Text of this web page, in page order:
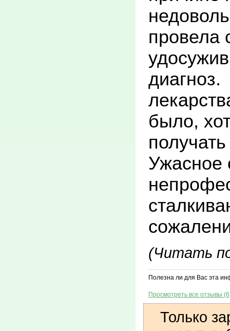
их
с
Шторц».
Врачи-
провела
диагноз.
было,
Ужасное
(Читать
Полезна ли для Вас эта
Просмотреть все отзывы
Только